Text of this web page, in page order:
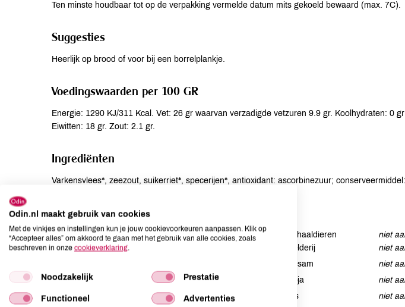
Ten minste houdbaar tot op de verpakking vermelde datum mits gekoeld bewaard (max. 7C).
Suggesties
Heerlijk op brood of voor bij een borrelplankje.
Voedingswaarden per 100 GR
Energie: 1290 KJ/311 Kcal. Vet: 26 gr waarvan verzadigde vetzuren 9.9 gr. Koolhydraten: 0
Eiwitten: 18 gr. Zout: 2.1 gr.
Ingrediënten
Varkensvlees*, zeezout, suikerriet*, specerijen*, antioxidant: ascorbinezuur;
Allergenen
Aardnoten
niet aanwezig
Ei
Lactose
niet aanwezig
Lupine
niet aanwezig
Schaaldieren
niet
Selderij
niet
Sesam
niet
Soja
niet
Vis
niet
Odin.nl maakt gebruik van cookies
Met de vinkjes en instellingen kun je jouw cookievoorkeuren aanpassen. Klik op
“Accepteer alles” om akkoord te gaan met het gebruik van alle cookies, zoals
beschreven in onze cookieverklaring.
Noodzakelijk Prestatie
Functioneel Advertenties